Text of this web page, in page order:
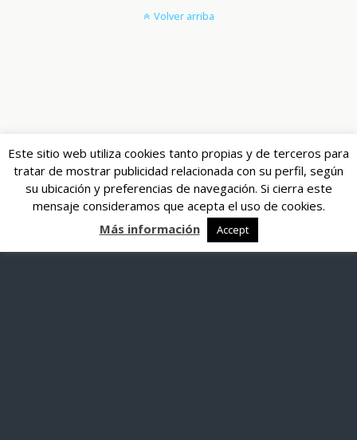
Este sitio web utiliza cookies tanto propias y de terceros para
tratar de mostrar publicidad relacionada con su perfil, según
su ubicación y preferencias de navegación. Si cierra este
mensaje consideramos que acepta el uso de cookies.
Más información
Accept
Volver arriba